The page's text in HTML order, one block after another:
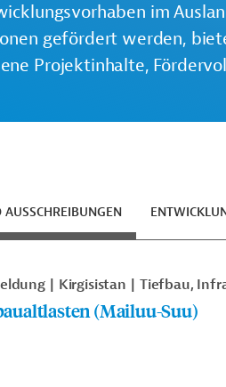
im
gefördert werden,
Projektinhalte,
Kirgisistan Tiefbau,
(Mailuu-Suu)